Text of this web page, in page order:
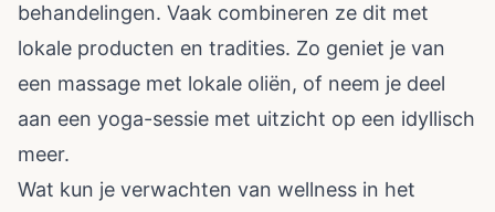
behandelingen. Vaak combineren ze dit met
lokale producten en tradities. Zo geniet je van
een massage met lokale oliën, of neem je deel
aan een yoga-sessie met uitzicht op een idyllisch
meer.
Wat kun je verwachten van wellness in het